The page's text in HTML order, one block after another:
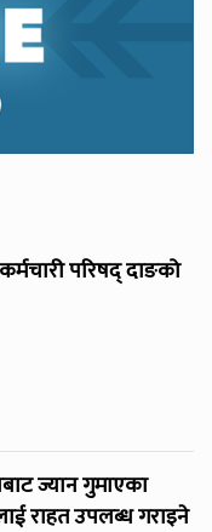
परिषद् दाङको
ज्यान गुमाएका
राहत उपलब्ध गराइने